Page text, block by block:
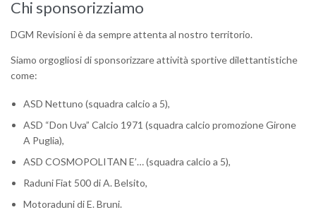
Chi sponsorizziamo
DGM Revisioni è da sempre attenta al nostro territorio.
Siamo orgogliosi di sponsorizzare attività sportive dilettantistiche
come:
ASD Nettuno (squadra calcio a 5),
ASD “Don Uva” Calcio 1971 (squadra calcio promozione Girone
A Puglia),
ASD COSMOPOLITAN E’… (squadra calcio a 5),
Raduni Fiat 500 di A. Belsito,
Motoraduni di E. Bruni.